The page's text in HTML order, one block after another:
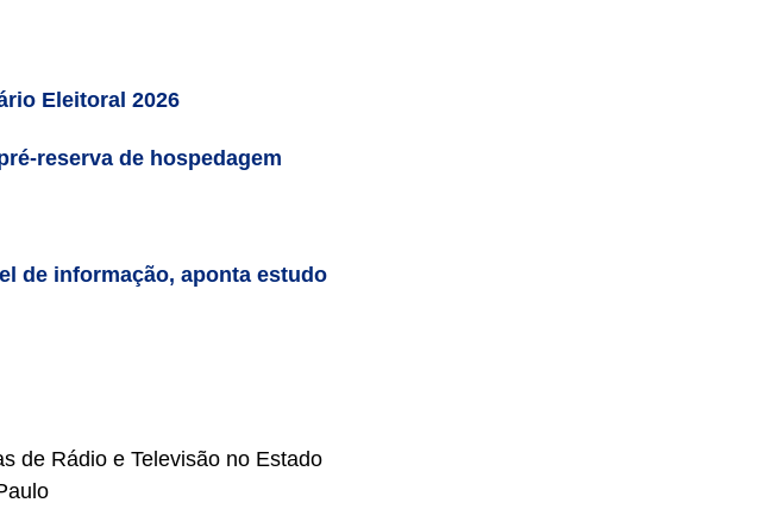
Eleitoral 2026
reserva de hospedagem
de informação, aponta estudo